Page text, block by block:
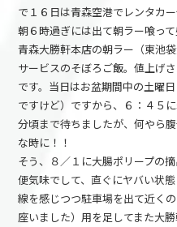
で１６日は青森空港でレンタカ
朝６時過ぎには出て朝ラー喰って
青森大勝軒本店の朝ラー（東池
サービスのそぼろご飯。値上げ
です。当日はお盆期間中の土曜
ですけど）ですから、６：４５
分頃まで待ちましたが、何やら
な時に！！
そう、８／１に大腸ポリープの
便気味でして、直ぐにヤバい状
線を感じつつ駐車場を出て近く
座いました）用を足してまた大